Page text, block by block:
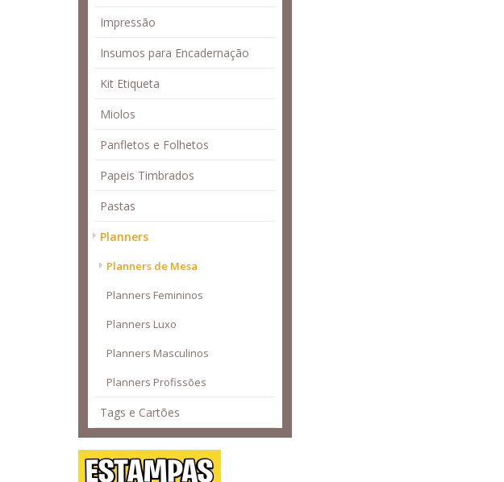
Impressão
Insumos para Encadernação
Kit Etiqueta
Miolos
Panfletos e Folhetos
Papeis Timbrados
Pastas
Planners
Planners de Mesa
Planners Femininos
Planners Luxo
Planners Masculinos
Planners Profissões
Tags e Cartões